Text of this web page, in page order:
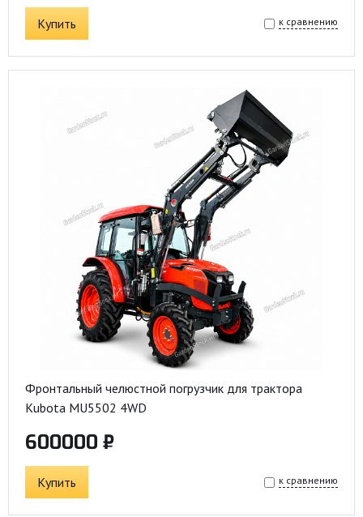
Купить к сравнению
Фронтальный челюстной погрузчик для трактора
Kubota MU5502 4WD
600000 ₽
Купить к сравнению